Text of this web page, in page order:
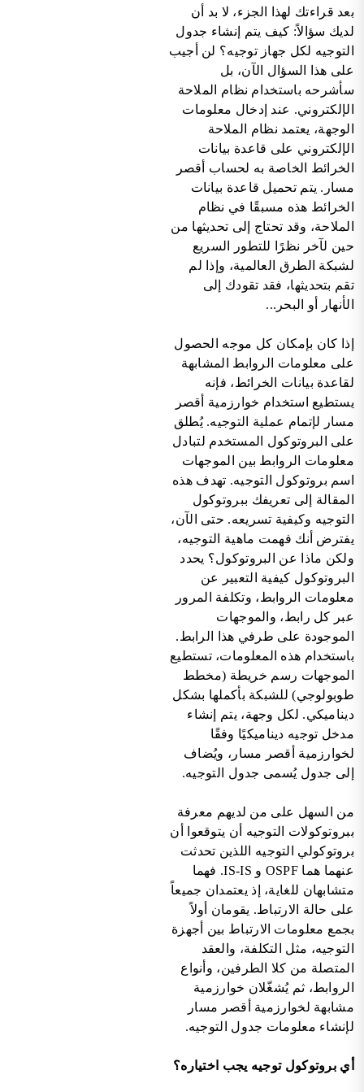
بعد قراءتك لهذا الجزء، لا بد أن
لديك سؤالاً: كيف يتم إنشاء جدول
التوجيه لكل جهاز توجيه؟ لن أجيب
على هذا السؤال الآن، بل
سأشرحه باستخدام نظام الملاحة
الإلكتروني. عند إدخال معلومات
الوجهة، يعتمد نظام الملاحة
الإلكتروني على قاعدة بيانات
الخرائط الخاصة به لحساب أقصر
مسار. يتم تحميل قاعدة بيانات
الخرائط هذه مسبقًا في نظام
الملاحة، وقد تحتاج إلى تحديثها من
حين لآخر نظرًا للتطور السريع
لشبكة الطرق العالمية، وإذا لم
تقم بتحديثها، فقد تقودك إلى
الأنهار أو البحر...
إذا كان بإمكان كل موجه الحصول
على معلومات الروابط المشابهة
لقاعدة بيانات الخرائط، فإنه
يستطيع استخدام خوارزمية أقصر
مسار لإتمام عملية التوجيه. يُطلق
على البروتوكول المستخدم لتبادل
معلومات الروابط بين الموجهات
اسم بروتوكول التوجيه. تهدف هذه
المقالة إلى تعريفك ببروتوكول
التوجيه وكيفية تسريعه. حتى الآن،
يفترض أنك فهمت ماهية التوجيه،
ولكن ماذا عن البروتوكول؟ يحدد
البروتوكول كيفية التعبير عن
معلومات الروابط، وتكلفة المرور
عبر كل رابط، والموجهات
الموجودة على طرفي هذا الرابط.
باستخدام هذه المعلومات، تستطيع
الموجهات رسم خريطة (مخطط
طوبولوجي) للشبكة بأكملها بشكل
ديناميكي. لكل وجهة، يتم إنشاء
مدخل توجيه ديناميكيًا وفقًا
لخوارزمية أقصر مسار، ويُضاف
إلى جدول يُسمى جدول التوجيه.
من السهل على من لديهم معرفة
ببروتوكولات التوجيه أن يتوقعوا أن
بروتوكولي التوجيه اللذين تحدثت
عنهما هما OSPF و IS-IS. فهما
متشابهان للغاية، إذ يعتمدان جميعاً
على حالة الارتباط. يقومان أولاً
بجمع معلومات الارتباط بين أجهزة
التوجيه، مثل التكلفة، والعقد
المتصلة من كلا الطرفين، وأنواع
الروابط، ثم يُشغّلان خوارزمية
مشابهة لخوارزمية أقصر مسار
لإنشاء معلومات جدول التوجيه.
أي بروتوكول توجيه يجب اختياره؟